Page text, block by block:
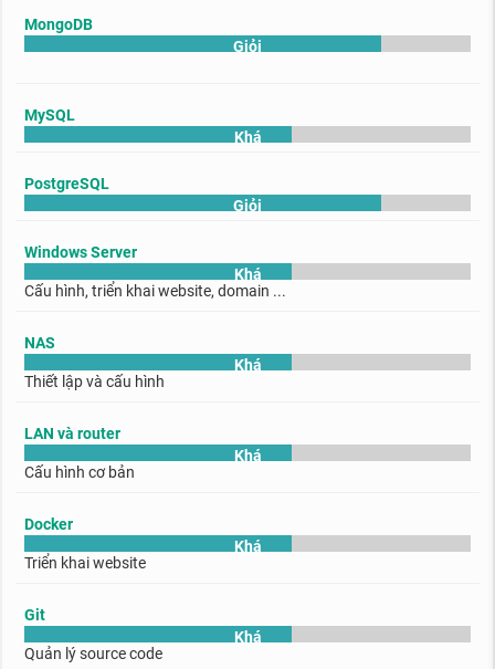
MongoDB
Giỏi
MySQL
Khá
PostgreSQL
Giỏi
Windows Server
Khá
Cấu hình, triển khai website, domain ...
NAS
Khá
Thiết lập và cấu hình
LAN và router
Khá
Cấu hình cơ bản
Docker
Khá
Triển khai website
Git
Khá
Quản lý source code